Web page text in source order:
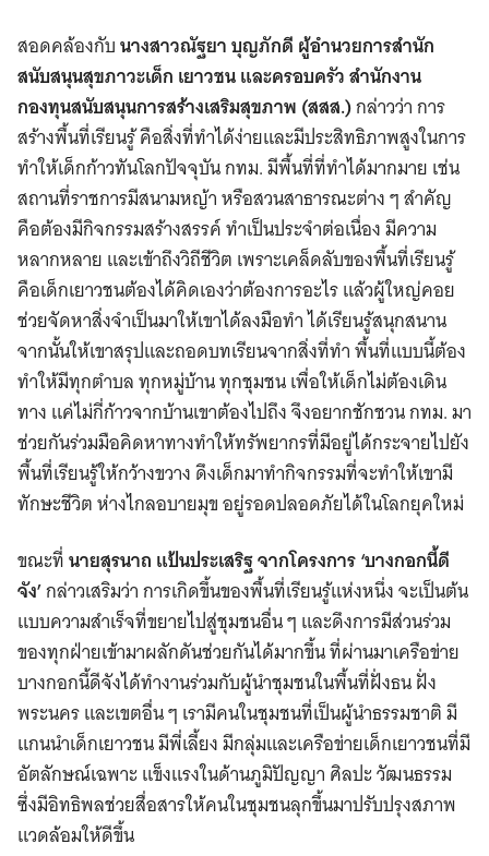
สอดคล้องกับนางสาวณัฐยา บุญภักดี ผู้อำนวยการสำนัก
สนับสนุนสุขภาวะเด็ก เยาวชน และครอบครัว สำนักงาน
กองทุนสนับสนุนการสร้างเสริมสุขภาพ (สสส.)กล่าวว่า การ
สร้างพื้นที่เรียนรู้ คือสิ่งที่ทำได้ง่ายและมีประสิทธิภาพสูงในการ
ทำให้เด็กก้าวทันโลกปัจจุบัน กทม. มีพื้นที่ที่ทำได้มากมาย เช่น
สถานที่ราชการมีสนามหญ้า หรือสวนสาธารณะต่าง ๆ สำคัญ
คือต้องมีกิจกรรมสร้างสรรค์ ทำเป็นประจำต่อเนื่อง มีความ
หลากหลาย และเข้าถึงวิถีชีวิต เพราะเคล็ดลับของพื้นที่เรียนรู้
คือเด็กเยาวชนต้องได้คิดเองว่าต้องการอะไร แล้วผู้ใหญ่คอย
ช่วยจัดหาสิ่งจำเป็นมาให้เขาได้ลงมือทำ ได้เรียนรู้สนุกสนาน
จากนั้นให้เขาสรุปและถอดบทเรียนจากสิ่งที่ทำ พื้นที่แบบนี้ต้อง
ทำให้มีทุกตำบล ทุกหมู่บ้าน ทุกชุมชน เพื่อให้เด็กไม่ต้องเดิน
ทาง แค่ไม่กี่ก้าวจากบ้านเขาต้องไปถึง จึงอยากชักชวน กทม. มา
ช่วยกันร่วมมือคิดหาทางทำให้ทรัพยากรที่มีอยู่ได้กระจายไปยัง
พื้นที่เรียนรู้ให้กว้างขวาง ดึงเด็กมาทำกิจกรรมที่จะทำให้เขามี
ทักษะชีวิต ห่างไกลอบายมุข อยู่รอดปลอดภัยได้ในโลกยุคใหม่
ขณะที่นายสุรนาถ แป้นประเสริฐ จากโครงการ ‘บางกอกนี้ดี
จัง’กล่าวเสริมว่า การเกิดขึ้นของพื้นที่เรียนรู้แห่งหนึ่ง จะเป็นต้น
แบบความสำเร็จที่ขยายไปสู่ชุมชนอื่น ๆ และดึงการมีส่วนร่วม
ของทุกฝ่ายเข้ามาผลักดันช่วยกันได้มากขึ้น ที่ผ่านมาเครือข่าย
บางกอกนี้ดีจังได้ทำงานร่วมกับผู้นำชุมชนในพื้นที่ฝั่งธน ฝั่ง
พระนคร และเขตอื่น ๆ เรามีคนในชุมชนที่เป็นผู้นำธรรมชาติ มี
แกนนำเด็กเยาวชน มีพี่เลี้ยง มีกลุ่มและเครือข่ายเด็กเยาวชนที่มี
อัตลักษณ์เฉพาะ แข็งแรงในด้านภูมิปัญญา ศิลปะ วัฒนธรรม
ซึ่งมีอิทธิพลช่วยสื่อสารให้คนในชุมชนลุกขึ้นมาปรับปรุงสภาพ
แวดล้อมให้ดีขึ้น